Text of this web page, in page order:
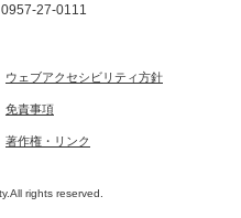
27-0111
ウェブアクセシビリティ方針
免責事項
著作権・リンク
rights reserved.